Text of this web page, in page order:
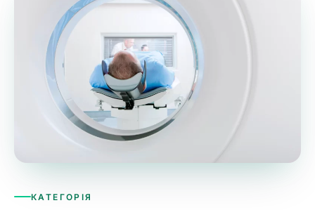
КАТЕГОРІЯ